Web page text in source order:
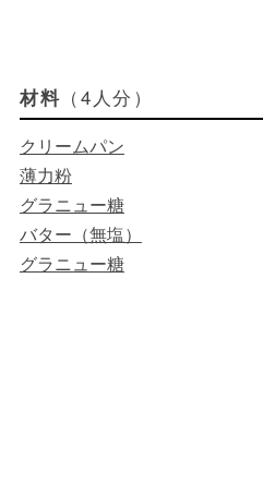
材料 （4人分）
クリームパン
薄力粉
グラニュー糖
バター（無塩）
グラニュー糖